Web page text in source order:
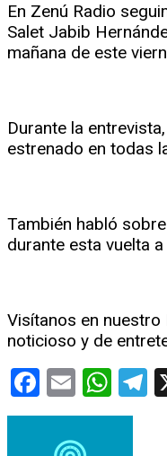
En Zenú Radio
Salet Jabib
mañana de este
Durante la
estrenado en todas
También habló
durante esta vuelta
Visítanos en
noticioso y de
Facebook
Email